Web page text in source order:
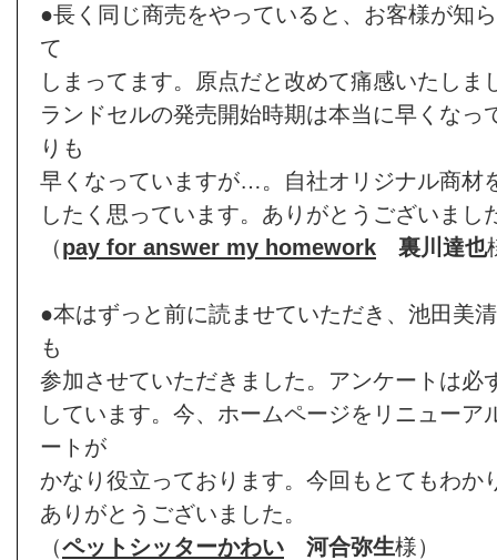
●長く同じ商売をやっていると、お客様が知
て
しまってます。原点だと改めて痛感いたしま
ランドセルの発売開始時期は本当に早くなっ
りも
早くなっていますが…。自社オリジナル商材
したく思っています。ありがとうございまし
（pay for answer my homework 裏川達也
●本はずっと前に読ませていただき、池田美
も
参加させていただきました。アンケートは必
しています。今、ホームページをリニューア
ートが
かなり役立っております。今回もとてもわか
ありがとうございました。
（ペットシッターかわい 河合弥生様）